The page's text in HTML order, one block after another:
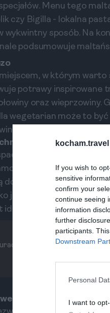
kocham.travel
If you wish to
sensitive
confirm your
continue seeing
information
further
participants.
Downstream
Personal
I want to
Menu tego
czy Bigilla - lokalna
wykwintny sposób. Na
podsumowuje
w którym
potrawy inspirowane
oraz wieprzowiny.
wegetarian może to
z lokalnych winnic,
od St. Julian's,
przypomina
dozą miłości. To tutaj
jedno z najbardziej
idealnym miejscem dla
w St. Julian's?
przysmaki